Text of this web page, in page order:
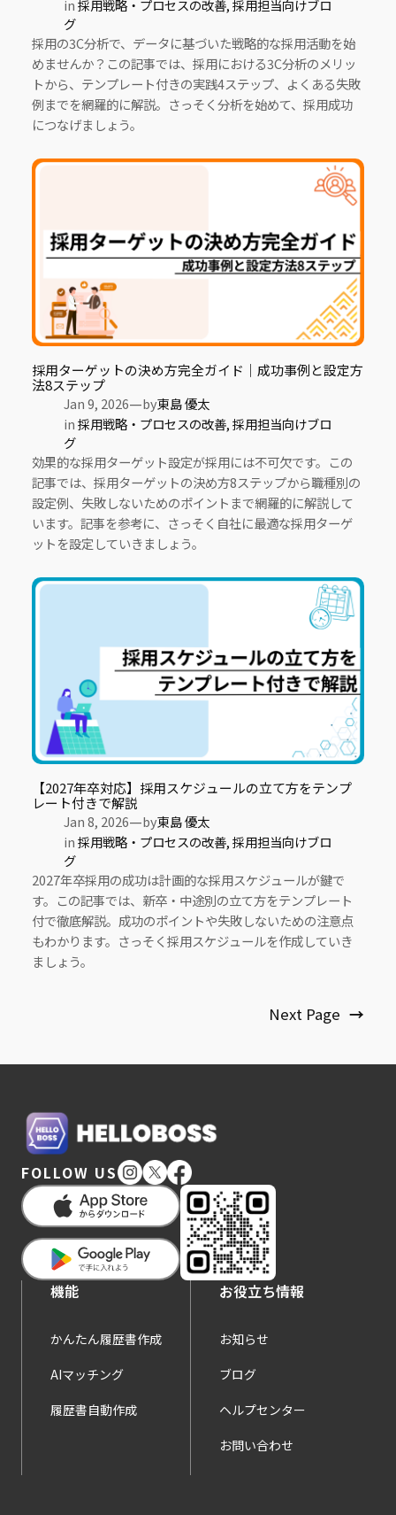
in採用戦略・プロセスの改善, 採用担当向けブロ
グ
採用の3C分析で、データに基づいた戦略的な採用活動を始
めませんか？この記事では、採用における3C分析のメリッ
トから、テンプレート付きの実践4ステップ、よくある失敗
例までを網羅的に解説。さっそく分析を始めて、採用成功
につなげましょう。
採用ターゲットの決め方完全ガイド｜成功事例と設定方
法8ステップ
Jan 9, 2026—by東島 優太
in採用戦略・プロセスの改善, 採用担当向けブロ
グ
効果的な採用ターゲット設定が採用には不可欠です。この
記事では、採用ターゲットの決め方8ステップから職種別の
設定例、失敗しないためのポイントまで網羅的に解説して
います。記事を参考に、さっそく自社に最適な採用ターゲ
ットを設定していきましょう。
【2027年卒対応】採用スケジュールの立て方をテンプ
レート付きで解説
Jan 8, 2026—by東島 優太
in採用戦略・プロセスの改善, 採用担当向けブロ
グ
2027年卒採用の成功は計画的な採用スケジュールが鍵で
す。この記事では、新卒・中途別の立て方をテンプレート
付で徹底解説。成功のポイントや失敗しないための注意点
もわかります。さっそく採用スケジュールを作成していき
ましょう。
Next Page →
FOLLOW US
機能
かんたん履歴書作成
AIマッチング
履歴書自動作成
お役立ち情報
お知らせ
ブログ
ヘルプセンター
お問い合わせ